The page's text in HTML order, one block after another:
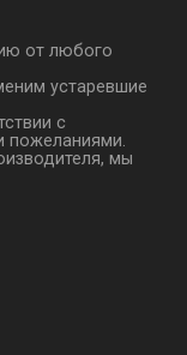
от любого
устаревшие
с
пожеланиями.
мы